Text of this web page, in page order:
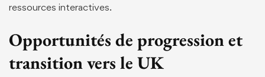
ressources interactives.
Opportunités de progression et
transition vers le UK